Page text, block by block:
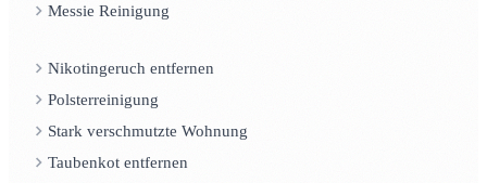
Messie Reinigung
Nikotingeruch entfernen
Polsterreinigung
Stark verschmutzte Wohnung
Taubenkot entfernen